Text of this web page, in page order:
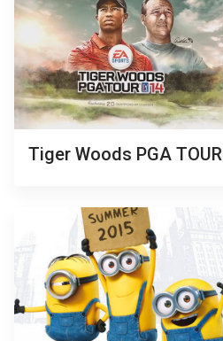
Tiger Woods PGA